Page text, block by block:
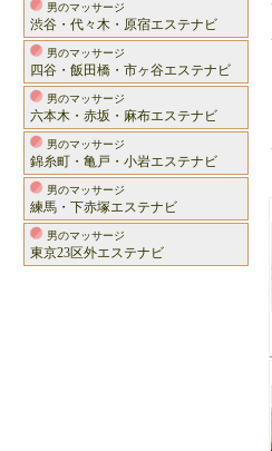
男のマッサージ
渋谷・代々木・原宿エステナビ
男のマッサージ
四谷・飯田橋・市ヶ谷エステナビ
男のマッサージ
六本木・赤坂・麻布エステナビ
男のマッサージ
錦糸町・亀戸・小岩エステナビ
男のマッサージ
練馬・下赤塚エステナビ
男のマッサージ
東京23区外エステナビ